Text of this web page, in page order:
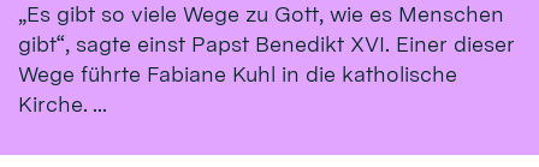
„Es gibt so viele Wege zu Gott, wie es Menschen
gibt“, sagte einst Papst Benedikt XVI. Einer dieser
Wege führte Fabiane Kuhl in die katholische
Kirche. ...